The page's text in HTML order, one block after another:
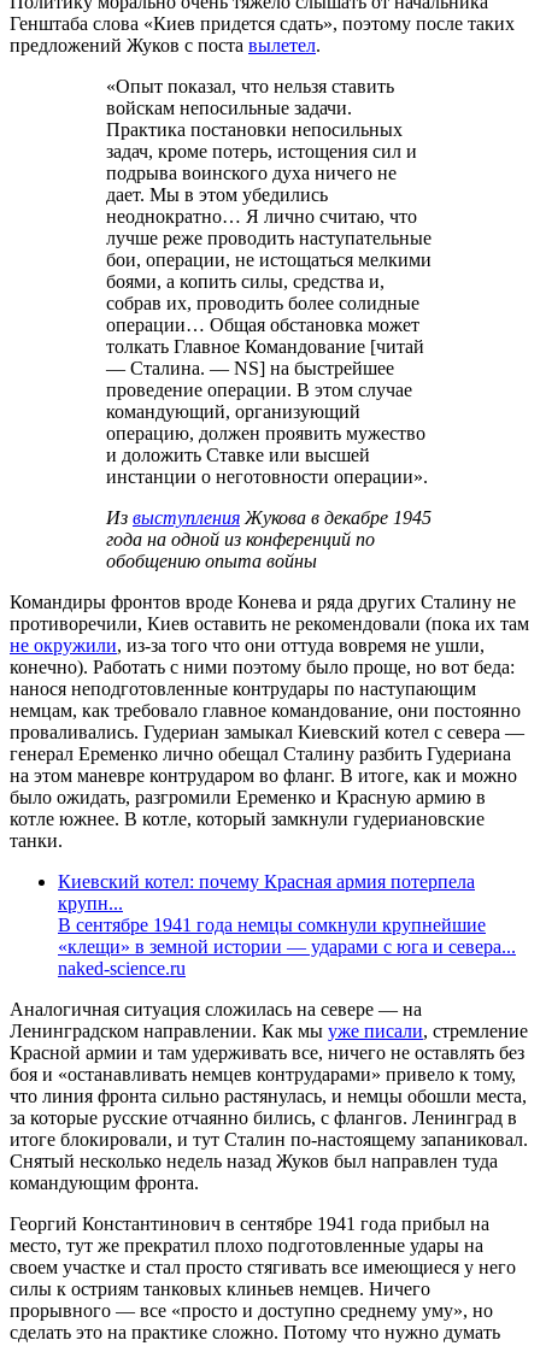
Генштаба слова «Киев придется сдать», поэтому после таких
предложений Жуков с поста вылетел.
«Опыт показал, что нельзя ставить
войскам непосильные задачи.
Практика постановки непосильных
задач, кроме потерь, истощения сил и
подрыва воинского духа ничего не
дает. Мы в этом убедились
неоднократно… Я лично считаю, что
лучше реже проводить наступательные
бои, операции, не истощаться мелкими
боями, а копить силы, средства и,
собрав их, проводить более солидные
операции… Общая обстановка может
толкать Главное Командование [читай
— Сталина. — NS] на быстрейшее
проведение операции. В этом случае
командующий, организующий
операцию, должен проявить мужество
и доложить Ставке или высшей
инстанции о неготовности операции».
Из выступления Жукова в декабре 1945
года на одной из конференций по
обобщению опыта войны
Командиры фронтов вроде Конева и ряда других Сталину не
противоречили, Киев оставить не рекомендовали (пока их там
не окружили, из-за того что они оттуда вовремя не ушли,
конечно). Работать с ними поэтому было проще, но вот беда:
нанося неподготовленные контрудары по наступающим
немцам, как требовало главное командование, они постоянно
проваливались. Гудериан замыкал Киевский котел с севера —
генерал Еременко лично обещал Сталину разбить Гудериана
на этом маневре контрударом во фланг. В итоге, как и можно
было ожидать, разгромили Еременко и Красную армию в
котле южнее. В котле, который замкнули гудериановские
танки.
Киевский котел: почему Красная армия потерпела
крупн...
В сентябре 1941 года немцы сомкнули крупнейшие
«клещи» в земной истории — ударами с юга и севера...
naked-science.ru
Аналогичная ситуация сложилась на севере — на
Ленинградском направлении. Как мы уже писали, стремление
Красной армии и там удерживать все, ничего не оставлять без
боя и «останавливать немцев контрударами» привело к тому,
что линия фронта сильно растянулась, и немцы обошли места,
за которые русские отчаянно бились, с флангов. Ленинград в
итоге блокировали, и тут Сталин по-настоящему запаниковал.
Снятый несколько недель назад Жуков был направлен туда
командующим фронта.
Георгий Константинович в сентябре 1941 года прибыл на
место, тут же прекратил плохо подготовленные удары на
своем участке и стал просто стягивать все имеющиеся у него
силы к остриям танковых клиньев немцев. Ничего
прорывного — все «просто и доступно среднему уму», но
сделать это на практике сложно. Потому что нужно думать